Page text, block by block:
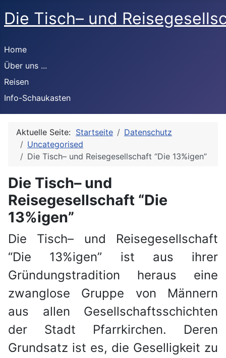
Die Tisch– und
Home
Über uns ...
Reisen
Info-Schaukasten
Aktuelle Seite: Startseite
Datenschutz
Uncategorised
Die Tisch– und Reisegesellschaft “Die 13%igen”
Die Tisch– und
Reisegesellschaft “Die
13%igen”
Die Tisch– und Reisegesellschaft
“Die 13%igen” ist aus ihrer
Gründungstradition heraus eine
zwanglose Gruppe von Männern
aus allen Gesellschaftsschichten
der Stadt Pfarrkirchen. Deren
Grundsatz ist es, die Geselligkeit zu